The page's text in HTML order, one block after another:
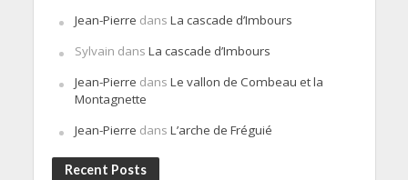
Jean-Pierre dans La cascade d’Imbours
Sylvain dans La cascade d’Imbours
Jean-Pierre dans Le vallon de Combeau et la
Montagnette
Jean-Pierre dans L’arche de Fréguié
Recent Posts